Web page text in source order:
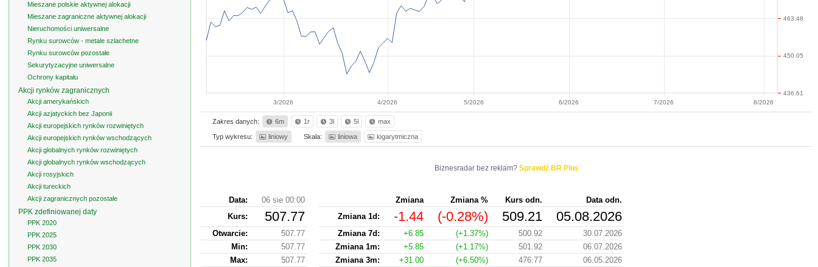
3/2026 4/2026 5/2026 6/2026 7/2026 8/2026
436.61
450.05
463.48
Zakres danych: 6m 1r 3l 5l max
Typ wykresu: liniowy Skala: liniowa logarytmiczna
Biznesradar bez reklam? Sprawdź BR Plus
Data:
06 sie 00:00
Kurs: 507.77
Otwarcie:
507.77
Min:
507.77
Max:
507.77
Zmiana Zmiana % Kurs odn.
Data odn.
Zmiana 1d:
-1.44 (-0.28%) 509.21 05.08.2026
Zmiana 7d: +6.85 (+1.37%) 500.92
30.07.2026
Zmiana 1m:
+5.85 (+1.17%) 501.92
06.07.2026
Zmiana 3m:
+31.00 (+6.50%) 476.77
06.05.2026
Mieszane polskie aktywnej alokacji
Mieszane zagraniczne aktywnej alokacji
Nieruchomości uniwersalne
Rynku surowców - metale szlachetne
Rynku surowców pozostałe
Sekurytyzacyjne uniwersalne
Ochrony kapitału
Akcji rynków zagranicznych
Akcji amerykańskich
Akcji azjatyckich bez Japonii
Akcji europejskich rynków rozwiniętych
Akcji europejskich rynków wschodzących
Akcji globalnych rynków rozwiniętych
Akcji globalnych rynków wschodzących
Akcji rosyjskich
Akcji tureckich
Akcji zagranicznych pozostałe
PPK zdefiniowanej daty
PPK 2020
PPK 2025
PPK 2030
PPK 2035